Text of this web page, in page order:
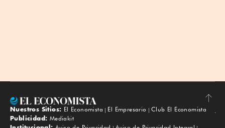
Subir
Nuestros Sitios: El Economista El Empresario
Club El Economista
Publicidad: Mediakit